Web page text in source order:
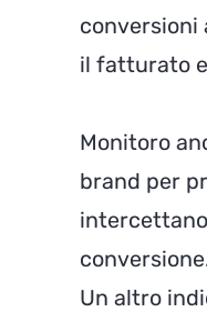
conversioni
il fatturato
Monitoro
brand per
Un altro